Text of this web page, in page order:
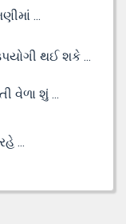
...
થઈ શકે ...
વેળા શું ...
...